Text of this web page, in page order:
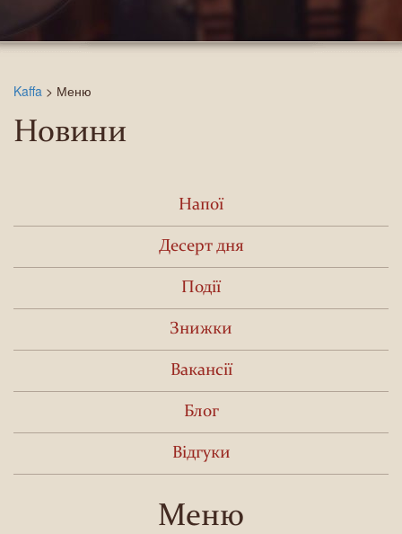
Kaffa > Меню
Новини
Напої
Десерт дня
Події
Знижки
Вакансії
Блог
Відгуки
Меню